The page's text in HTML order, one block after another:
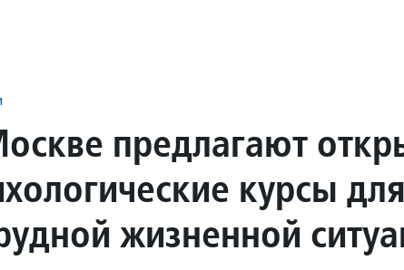
предлагают
курсы
жизненной